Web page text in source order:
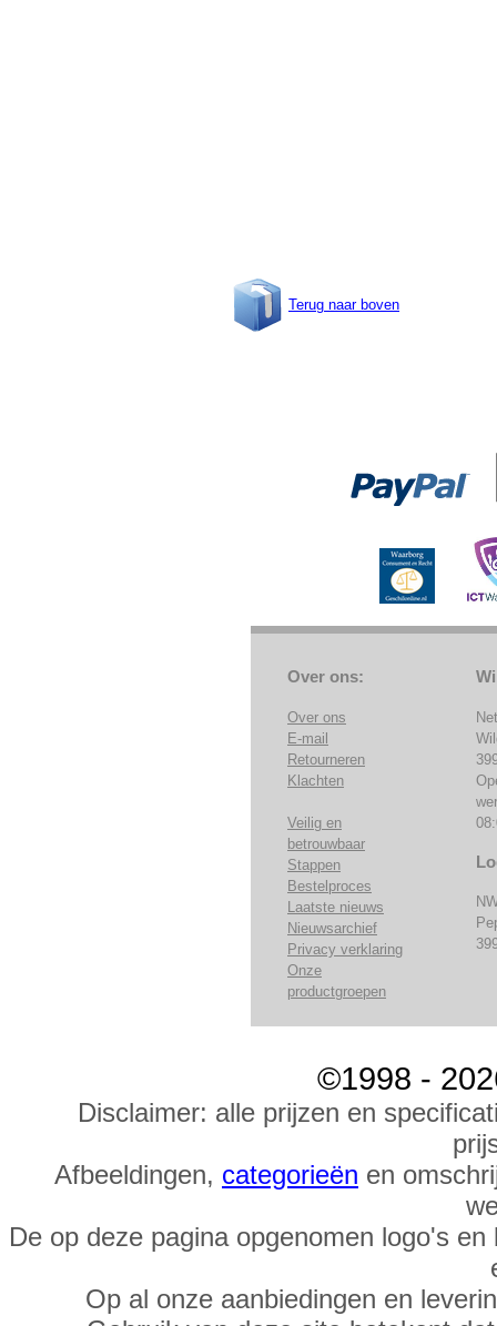
Terug naar boven
Over ons:
Over ons
E-mail
Retourneren
Klachten
Veilig en
betrouwbaar
Stappen
Bestelproces
Laatste nieuws
Nieuwsarchief
Privacy verklaring
Onze
productgroepen
©1998 -
Disclaimer: alle prijzen en
Afbeeldingen, categorieën en
De op deze pagina opgenomen logo's
Op al onze aanbiedingen en